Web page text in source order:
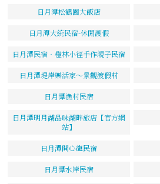
日月潭松鶴園大飯店
日月潭大統民宿-休閒渡假
日月潭民宿‧橙林小徑手作親子民宿
日月潭堤岸樂活家～景觀渡假村
日月潭漁村民宿
日月潭明月湖品味湖畔旅店【官方網
站】
日月潭開心龍民宿
日月潭水岸民宿